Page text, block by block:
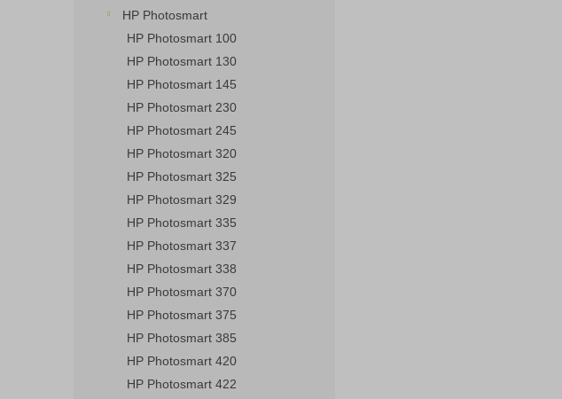
HP Photosmart
HP Photosmart 100
HP Photosmart 130
HP Photosmart 145
HP Photosmart 230
HP Photosmart 245
HP Photosmart 320
HP Photosmart 325
HP Photosmart 329
HP Photosmart 335
HP Photosmart 337
HP Photosmart 338
HP Photosmart 370
HP Photosmart 375
HP Photosmart 385
HP Photosmart 420
HP Photosmart 422